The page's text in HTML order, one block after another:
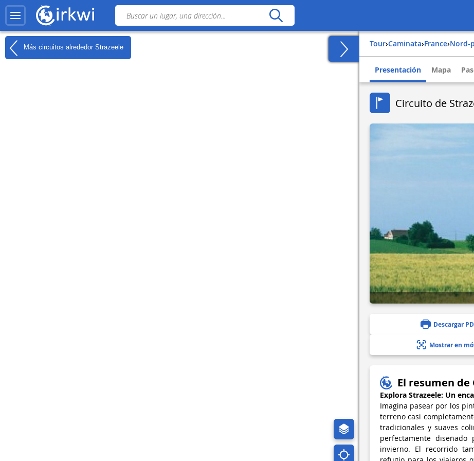
Más circuitos alrededor Strazeele Tour› Caminata› france›
Presentación Mapa
Circuito de
Descargar
Mostrar en
El resumen de
Explora Strazeele: Un
Imagina pasear por los
terreno casi
tradicionales y suaves
perfectamente
invierno. El recorrido